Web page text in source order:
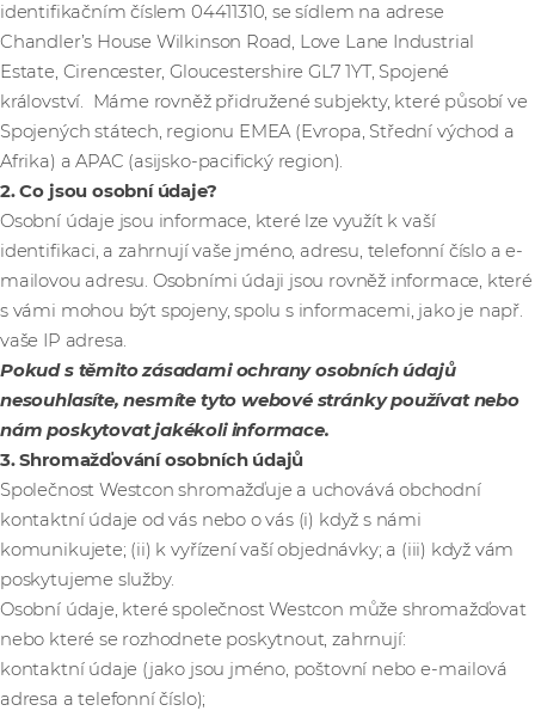
identifikačním číslem 04411310, se sídlem na adrese
Chandler’s House Wilkinson Road, Love Lane Industrial
Estate, Cirencester, Gloucestershire GL7 1YT, Spojené
království. Máme rovněž přidružené subjekty, které působí ve
Spojených státech, regionu EMEA (Evropa, Střední východ a
Afrika) a APAC (asijsko-pacifický region).
2. Co jsou osobní údaje?
Osobní údaje jsou informace, které lze využít k vaší
identifikaci, a zahrnují vaše jméno, adresu, telefonní číslo a e-
mailovou adresu. Osobními údaji jsou rovněž informace, které
s vámi mohou být spojeny, spolu s informacemi, jako je např.
vaše IP adresa.
Pokud s těmito zásadami ochrany osobních údajů
nesouhlasíte, nesmíte tyto webové stránky používat nebo
nám poskytovat jakékoli informace.
3. Shromažďování osobních údajů
Společnost Westcon shromažďuje a uchovává obchodní
kontaktní údaje od vás nebo o vás (i) když s námi
komunikujete; (ii) k vyřízení vaší objednávky; a (iii) když vám
poskytujeme služby.
Osobní údaje, které společnost Westcon může shromažďovat
nebo které se rozhodnete poskytnout, zahrnují:
kontaktní údaje (jako jsou jméno, poštovní nebo e-mailová
adresa a telefonní číslo);